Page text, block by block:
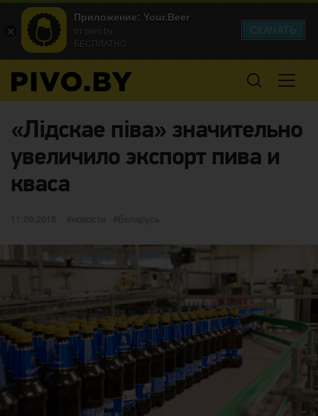
«Лідскае піва» значительно
увеличило экспорт пива и
кваса
Опубликовано
11.09.2018 категории
новости Метки
Беларусь
Приложение: Your.Beer
от pivo.by
БЕСПЛАТНО
СКАЧАТЬ